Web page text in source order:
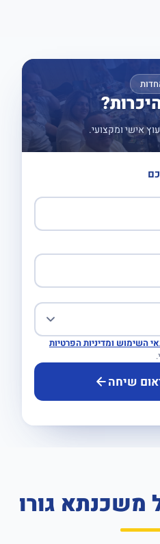
אישי ומקצועי.
השימוש ומדיניות הפרטיות
שיחה
משכנתא גורו